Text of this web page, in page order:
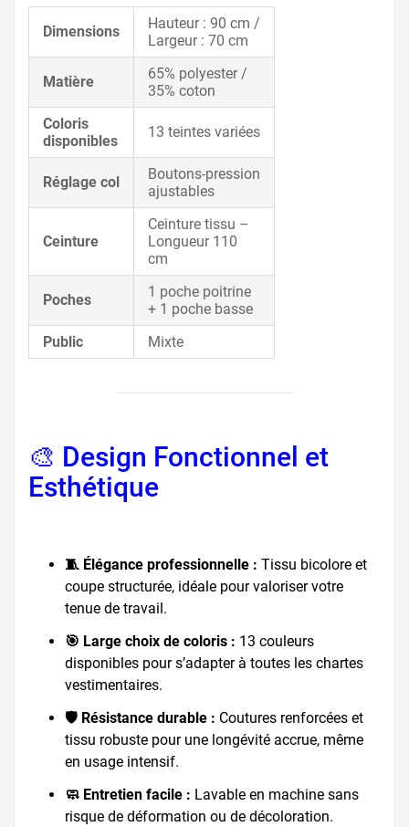
Dimensions
Hauteur : 90 cm /
Largeur : 70 cm
Matière
65% polyester /
35% coton
Coloris
disponibles
13 teintes variées
Réglage col
Boutons-pression
ajustables
Ceinture
Ceinture tissu –
Longueur 110
cm
Poches
1 poche poitrine
+ 1 poche basse
Public
Mixte
🎨 Design Fonctionnel et
Esthétique
🧵 Élégance professionnelle : Tissu bicolore et
coupe structurée, idéale pour valoriser votre
tenue de travail.
🎯 Large choix de coloris : 13 couleurs
disponibles pour s’adapter à toutes les chartes
vestimentaires.
🛡️ Résistance durable : Coutures renforcées et
tissu robuste pour une longévité accrue, même
en usage intensif.
🧼 Entretien facile : Lavable en machine sans
risque de déformation ou de décoloration.